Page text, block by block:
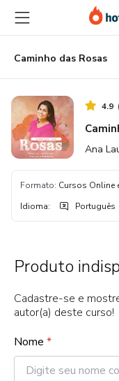
para
conteúdo
principal
para
pagamento
para
rodapé
Caminho das Rosas
4.9 (
Ana
Formato: Cursos Online
Idioma: Português
Produto
Cadastre-se e
autor(a) deste curso!
Nome *